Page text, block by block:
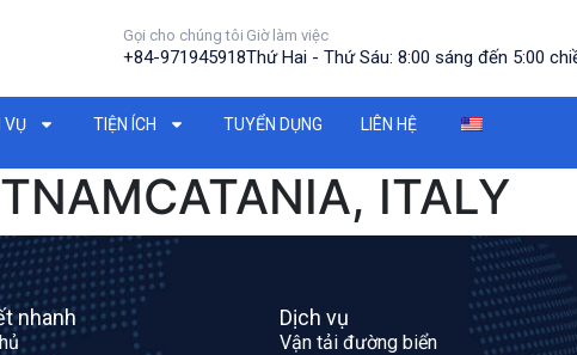
Gọi cho chúng tôi
+84-971945918
Giờ làm việc
Thứ Hai - Thứ Sáu: 8:00 sáng đến 5:00
VỤ TIỆN ÍCH TUYỂN DỤNG LIÊN HỆ
ITALY
nhanh Dịch vụ
Vận tải đường biển